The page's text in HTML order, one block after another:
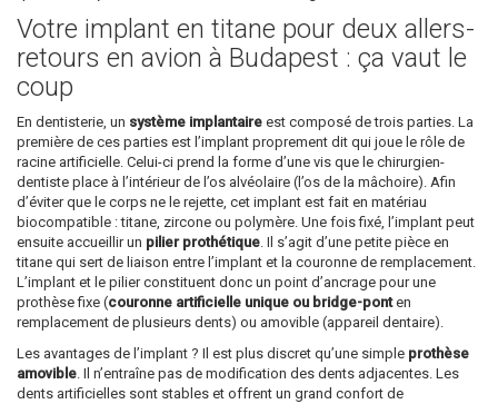
Votre implant en titane pour deux allers-
retours en avion à Budapest : ça vaut le
coup
En dentisterie, un système implantaire est composé de trois parties. La
première de ces parties est l’implant proprement dit qui joue le rôle de
racine artificielle. Celui-ci prend la forme d’une vis que le chirurgien-
dentiste place à l’intérieur de l’os alvéolaire (l’os de la mâchoire). Afin
d’éviter que le corps ne le rejette, cet implant est fait en matériau
biocompatible : titane, zircone ou polymère. Une fois fixé, l’implant peut
ensuite accueillir un pilier prothétique. Il s’agit d’une petite pièce en
titane qui sert de liaison entre l’implant et la couronne de remplacement.
L’implant et le pilier constituent donc un point d’ancrage pour une
prothèse fixe (couronne artificielle unique ou bridge-ponten
remplacement de plusieurs dents) ou amovible (appareil dentaire).
Les avantages de l’implant ? Il est plus discret qu’une simple prothèse
amovible. Il n’entraîne pas de modification des dents adjacentes. Les
dents artificielles sont stables et offrent un grand confort de